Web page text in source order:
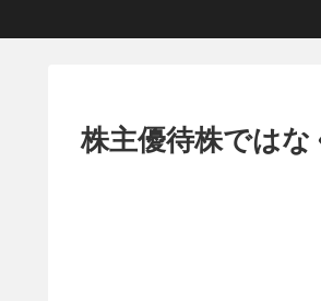
株主優待株では